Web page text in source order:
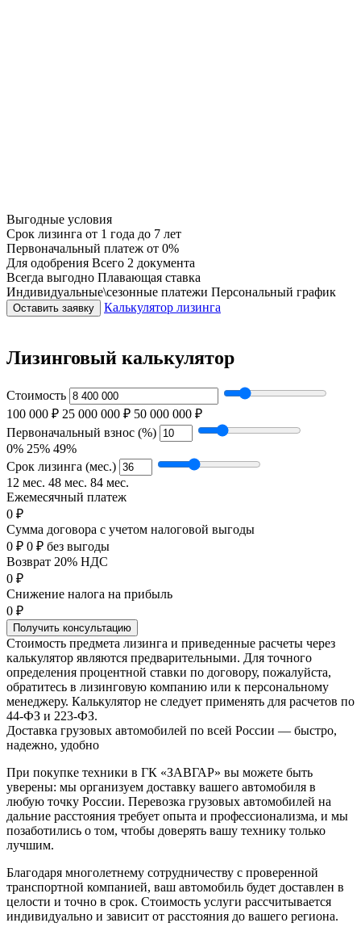
Выгодные условия
Срок лизинга от 1 года до 7 лет
Первоначальный платеж от 0%
Для одобрения Всего 2 документа
Всегда выгодно Плавающая ставка
Индивидуальные\сезонные платежи Персональный график
Оставить заявку Калькулятор лизинга
Лизинговый калькулятор
Стоимость
100 000 ₽ 25 000 000 ₽ 50 000 000 ₽
Первоначальный взнос (%)
0% 25% 49%
Срок лизинга (мес.)
12 мес. 48 мес. 84 мес.
Ежемесячный платеж
0 ₽
Сумма договора с учетом налоговой выгоды
0 ₽ 0 ₽ без выгоды
Возврат 20% НДС
0 ₽
Снижение налога на прибыль
0 ₽
Получить консультацию
Стоимость предмета лизинга и приведенные расчеты через
калькулятор являются предварительными. Для точного
определения процентной ставки по договору, пожалуйста,
обратитесь в лизинговую компанию или к персональному
менеджеру. Калькулятор не следует применять для расчетов по
44-ФЗ и 223-ФЗ.
Доставка грузовых автомобилей по всей России — быстро,
надежно, удобно
При покупке техники в ГК «ЗАВГАР» вы можете быть
уверены: мы организуем доставку вашего автомобиля в
любую точку России. Перевозка грузовых автомобилей на
дальние расстояния требует опыта и профессионализма, и мы
позаботились о том, чтобы доверять вашу технику только
лучшим.
Благодаря многолетнему сотрудничеству с проверенной
транспортной компанией, ваш автомобиль будет доставлен в
целости и точно в срок. Стоимость услуги рассчитывается
индивидуально и зависит от расстояния до вашего региона.